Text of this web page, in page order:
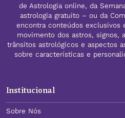
de Astrologia online, da
astrologia gratuito – ou da
encontra conteúdos exclusivos
movimento dos astros, signos,
trânsitos astrológicos e aspectos
sobre características e
Institucional
Sobre Nós